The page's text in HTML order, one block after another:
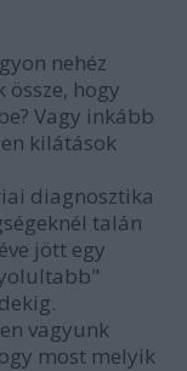
nehéz
hogy
Vagy inkább
kilátások
diagnosztika
talán
jött egy
vagyunk
most melyik